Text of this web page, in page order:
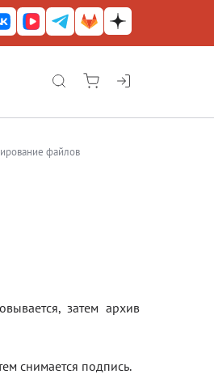
КриптоАРМ ГОСТ
КриптоАРМ
Решения
файлов
затем архив
снимается подпись.